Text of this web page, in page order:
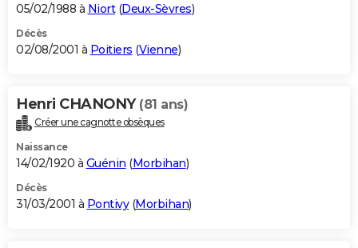
05/02/1988 à Niort(Deux-Sèvres)
Décès
02/08/2001 à Poitiers (Vienne)
Henri CHANONY (81 ans)
Créer une cagnotte obsèques
Naissance
14/02/1920 à Guénin (Morbihan)
Décès
31/03/2001 à Pontivy(Morbihan)